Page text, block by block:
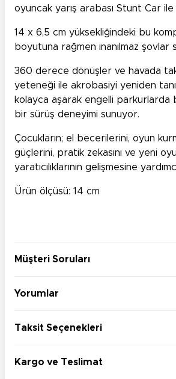
oyuncak yarış arabası Stunt Car ile
14 x 6,5 cm yüksekliğindeki bu
boyutuna rağmen inanılmaz şovlar
360 derece dönüşler ve havada
yeteneği ile akrobasiyi yeniden
kolayca aşarak engelli parkurlarda
bir sürüş deneyimi sunuyor.
Çocukların; el becerilerini, oyun
güçlerini, pratik zekasını ve yeni
yaratıcılıklarının gelişmesine
Ürün ölçüsü: 14 cm
Müşteri Soruları
Yorumlar
Taksit Seçenekleri
Kargo ve Teslimat